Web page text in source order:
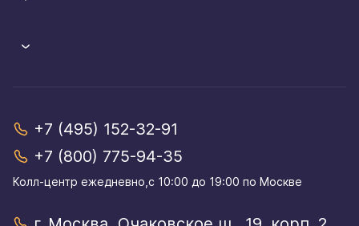
+7 (495) 152-32-91
+7 (800) 775-94-35
Колл-центр eжедневно,с 10:00 до 19:00 по Москве